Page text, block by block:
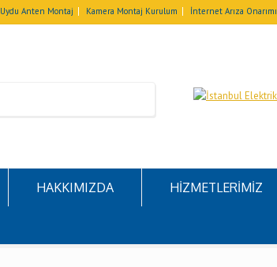
Uydu Anten Montaj Kamera Montaj Kurulum İnternet Arıza Onarımı
HAKKIMIZDA HİZMETLERİMİZ